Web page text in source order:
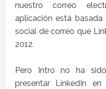
nuestro correo
aplicación está basada
social de correo que
2012.
Pero Intro no ha
presentar LinkedIn